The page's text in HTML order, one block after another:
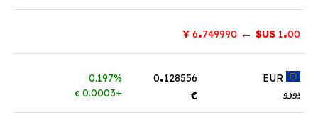
1.00
US$
←
.749990
¥
يورو
0.128556
€
0.197%
+0.0003
€